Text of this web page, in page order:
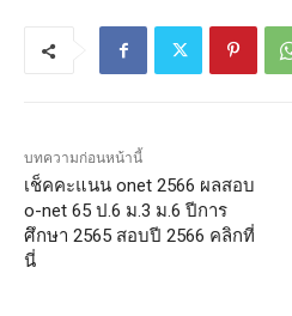
บทความก่อนหน้านี้
เช็คคะแนน onet 2566 ผลสอบ
o-net 65 ป.6 ม.3 ม.6 ปีการ
ศึกษา 2565 สอบปี 2566 คลิกที่
นี่